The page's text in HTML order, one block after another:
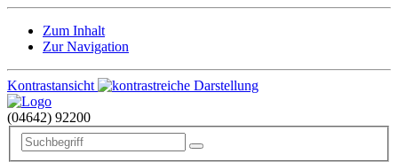
Zum Inhalt
Zur Navigation
Kontrastansicht
(04642) 92200